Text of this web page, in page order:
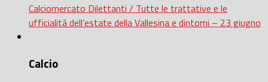
Calciomercato Dilettanti / Tutte le trattative e le
ufficialità dell’estate della Vallesina e dintorni – 23 giugno
Calcio